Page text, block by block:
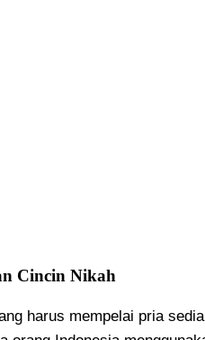
Cincin Nikah
harus mempelai pria